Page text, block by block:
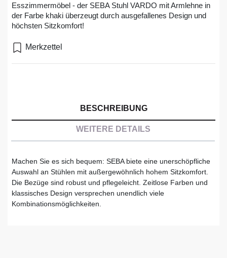
Esszimmermöbel - der SEBA Stuhl VARDO mit Armlehne in
der Farbe khaki überzeugt durch ausgefallenes Design und
höchsten Sitzkomfort!
Merkzettel
BESCHREIBUNG
WEITERE DETAILS
Machen Sie es sich bequem: SEBA biete eine unerschöpfliche
Auswahl an Stühlen mit außergewöhnlich hohem Sitzkomfort.
Die Bezüge sind robust und pflegeleicht. Zeitlose Farben und
klassisches Design versprechen unendlich viele
Kombinationsmöglichkeiten.